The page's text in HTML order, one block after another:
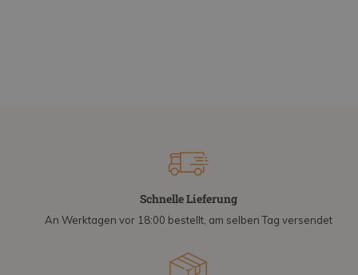
Schnelle Lieferung
An Werktagen vor 18:00 bestellt, am selben Tag versendet